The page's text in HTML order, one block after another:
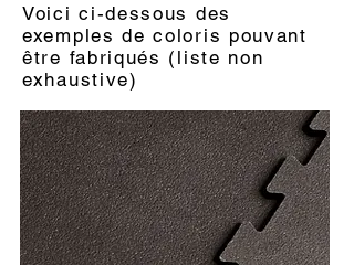
Voici ci-dessous des
exemples de coloris pouvant
être fabriqués (liste non
exhaustive)